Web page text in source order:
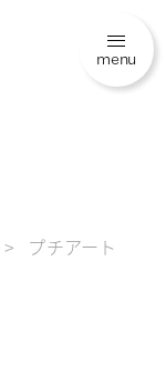
menu
プチアート